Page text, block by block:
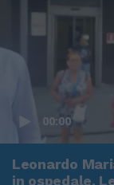
00:00
Leonardo
in ospedale.